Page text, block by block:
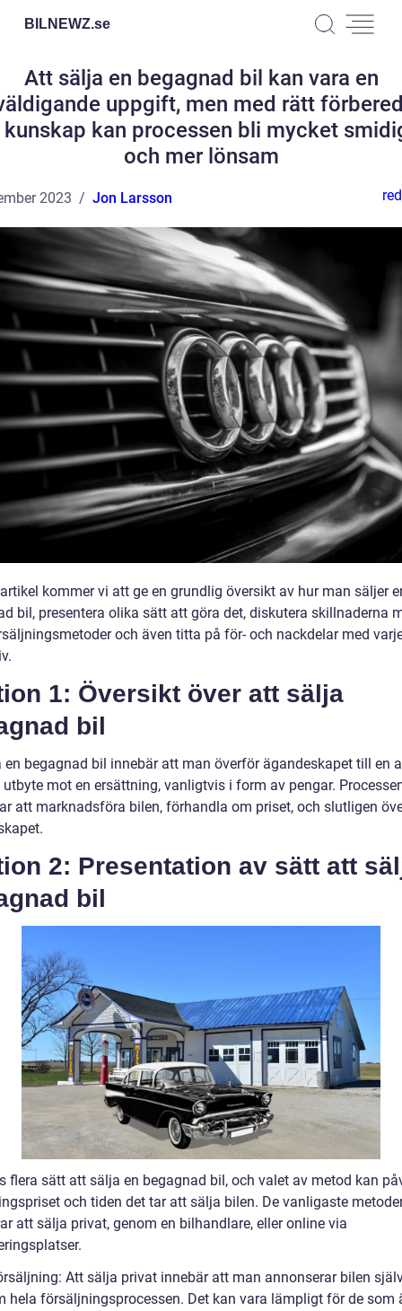
BILNEWZ.se
Att sälja en begagnad bil kan vara en
uppgift, men med rätt
kan processen bli mycket
och mer lönsam
2023 Jon Larsson
kommer vi att ge en grundlig översikt av hur man säljer
bil, presentera olika sätt att göra det, diskutera skillnaderna
och även titta på för- och nackdelar med
1: Översikt över att sälja
bil
en begagnad bil innebär att man överför ägandeskapet till en
utbyte mot en ersättning, vanligtvis i form av pengar.
att marknadsföra bilen, förhandla om priset, och slutligen
2: Presentation av sätt att
bil
flera sätt att sälja en begagnad bil, och valet av metod kan
och tiden det tar att sälja bilen. De vanligaste
att sälja privat, genom en bilhandlare, eller online via
Att sälja privat innebär att man annonserar bilen
hela försäljningsprocessen. Det kan vara lämpligt för de som